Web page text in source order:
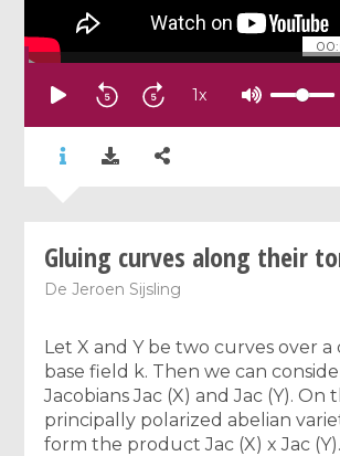
1x
Gluing curves along their
DeJeroen Sijsling
Let X and Y be two curves over a
base field k. Then we can
Jacobians Jac (X) and Jac (Y). On
principally polarized abelian
form the product Jac (X) x Jac